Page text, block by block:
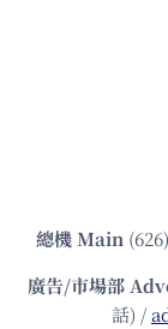
總機Main
廣告/市場部
話) /